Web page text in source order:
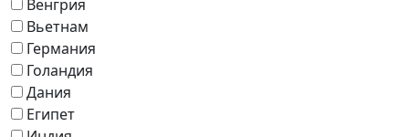
Венгрия
Вьетнам
Германия
Голандия
Дания
Египет